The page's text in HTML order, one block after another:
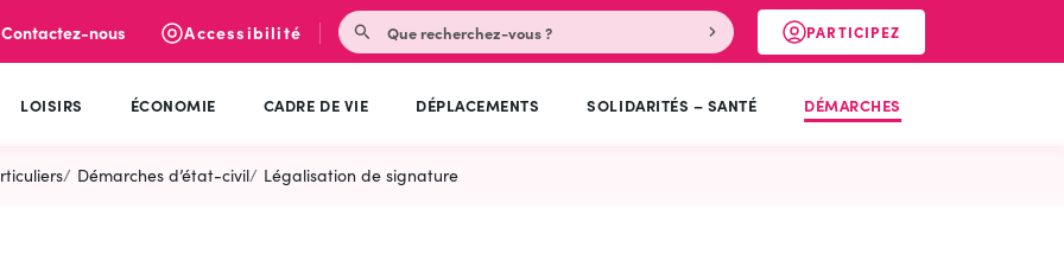
Contactez-nous Accessibilité Rechercher
RECHERCHERPARTICIPEZ
(OUVERTURE DANS UN
LOISIRS ÉCONOMIE CADRE DE VIE DÉPLACEMENTS SOLIDARITÉS – SANTÉ DÉMARCHES
Démarches d’état-civil Légalisation de signature